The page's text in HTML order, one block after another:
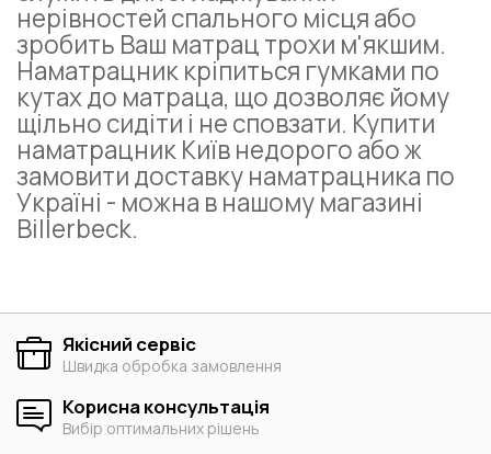
нерівностей спального місця або
зробить Ваш матрац трохи м'якшим.
Наматрацник кріпиться гумками по
кутах до матраца, що дозволяє йому
щільно сидіти і не сповзати. Купити
наматрацник Київ недорого або ж
замовити доставку наматрацника по
Україні - можна в нашому магазині
Billerbeck.
Якісний сервіс
Швидка обробка замовлення
Корисна консультація
Вибір оптимальних рішень